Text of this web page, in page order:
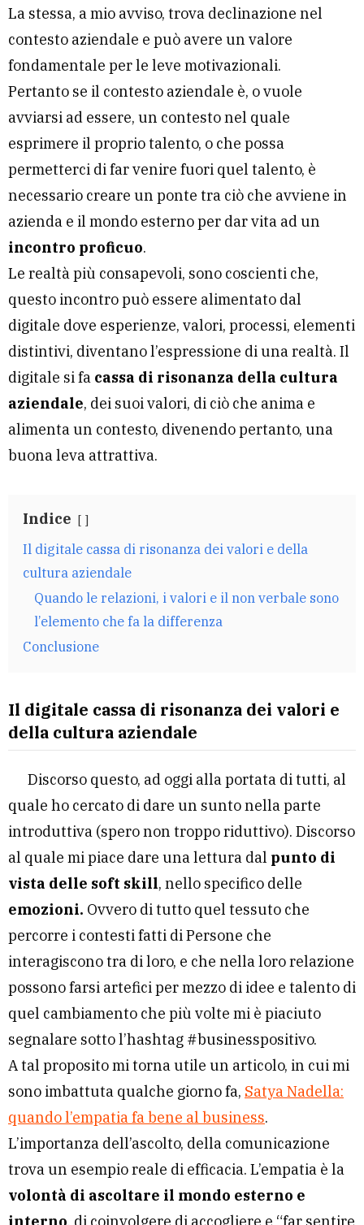
La stessa, a mio avviso, trova declinazione nel
contesto aziendale e può avere un valore
fondamentale per le leve motivazionali.
Pertanto se il contesto aziendale è, o vuole
avviarsi ad essere, un contesto nel quale
esprimere il proprio talento, o che possa
permetterci di far venire fuori quel talento, è
necessario creare un ponte tra ciò che avviene in
azienda e il mondo esterno per dar vita ad un
incontro proficuo.
Le realtà più consapevoli, sono coscienti che,
questo incontro può essere alimentato dal
digitale dove esperienze, valori, processi, elementi
distintivi, diventano l’espressione di una realtà. Il
digitale si fa cassa di risonanza della cultura
aziendale, dei suoi valori, di ciò che anima e
alimenta un contesto, divenendo pertanto, una
buona leva attrattiva.
Indice
Il digitale cassa di risonanza dei valori e della
cultura aziendale
Quando le relazioni, i valori e il non verbale sono
l’elemento che fa la differenza
Conclusione
Il digitale cassa di risonanza dei valori e
della cultura aziendale
Discorso questo, ad oggi alla portata di tutti, al
quale ho cercato di dare un sunto nella parte
introduttiva (spero non troppo riduttivo). Discorso
al quale mi piace dare una lettura dal punto di
vista delle soft skill, nello specifico delle
emozioni. Ovvero di tutto quel tessuto che
percorre i contesti fatti di Persone che
interagiscono tra di loro, e che nella loro relazione
possono farsi artefici per mezzo di idee e talento di
quel cambiamento che più volte mi è piaciuto
segnalare sotto l’hashtag #businesspositivo.
A tal proposito mi torna utile un articolo, in cui mi
sono imbattuta qualche giorno fa, Satya Nadella:
quando l’empatia fa bene al business.
L’importanza dell’ascolto, della comunicazione
trova un esempio reale di efficacia. L’empatia è la
volontà di ascoltare il mondo esterno e
interno , di coinvolgere di accogliere e “far sentire